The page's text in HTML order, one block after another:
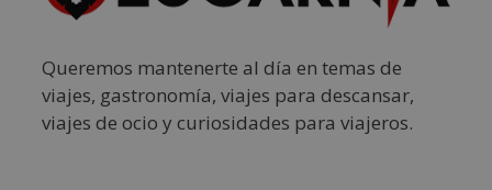
Queremos mantenerte al día en temas de
viajes, gastronomía, viajes para descansar,
viajes de ocio y curiosidades para viajeros.